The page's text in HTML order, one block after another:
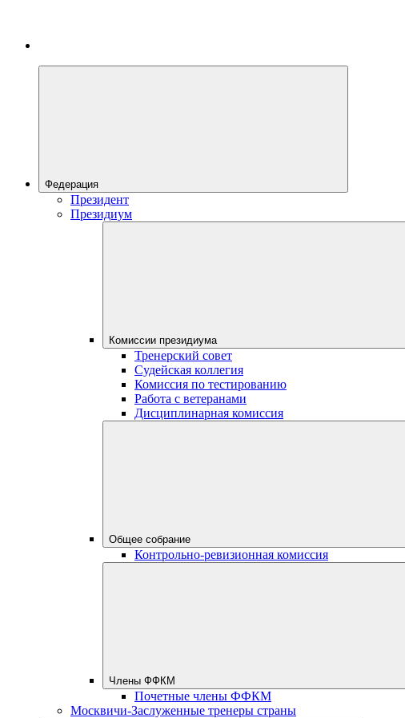
Федерация
Президент
Президиум
Комиссии президиума
Тренерский совет
Судейская коллегия
Комиссия по тестированию
Работа с ветеранами
Дисциплинарная комиссия
Общее собрание
Контрольно-ревизионная комиссия
Члены ФФКМ
Почетные члены ФФКМ
Москвичи-Заслуженные тренеры страны